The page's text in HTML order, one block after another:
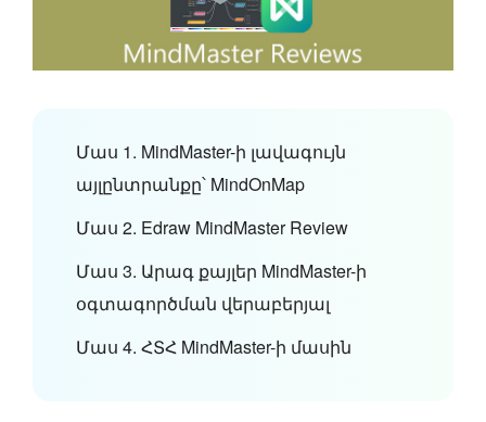
Մաս 1. MindMaster-ի լավագույն
այլընտրանքը՝ MindOnMap
Մաս 2. Edraw MindMaster Review
Մաս 3. Արագ քայլեր MindMaster-ի
օգտագործման վերաբերյալ
Մաս 4. ՀՏՀ MindMaster-ի մասին